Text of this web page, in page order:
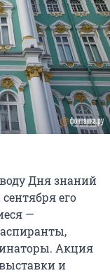
Дня знаний
его
—
Акция
и